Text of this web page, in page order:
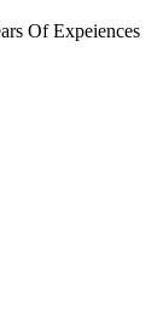
Of Expeiences